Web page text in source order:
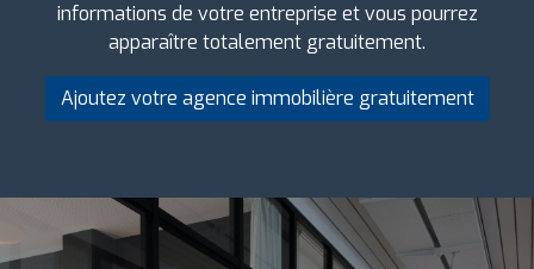
informations de votre entreprise et vous pourrez
apparaître totalement gratuitement.
Ajoutez votre agence immobilière gratuitement